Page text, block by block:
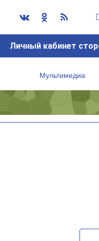
Личный кабинет
Мультимедиа